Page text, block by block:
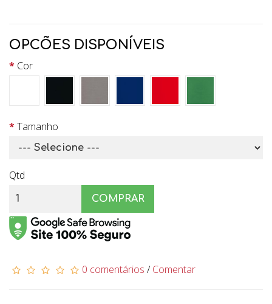
OPCÕES DISPONÍVEIS
Cor
Tamanho
Qtd
COMPRAR
0 comentários /Comentar